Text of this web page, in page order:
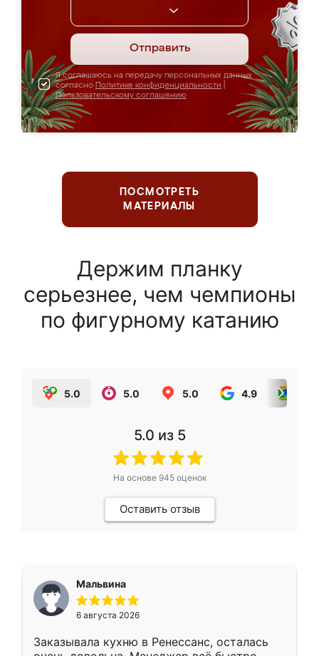
Отправить
Я соглашаюсь на передачу персональных данных
согласно Политике конфиденциальности
Пользовательскому соглашению
ПОСМОТРЕТЬ
МАТЕРИАЛЫ
Держим планку
серьезнее, чем чемпионы
по фигурному катанию
5.0 5.0 5.0 4.9
5.0 из 5
На основе 945оценок
Оставить отзыв
Мальвина
6 августа 2026
Заказывала кухню в Ренессанс, осталась